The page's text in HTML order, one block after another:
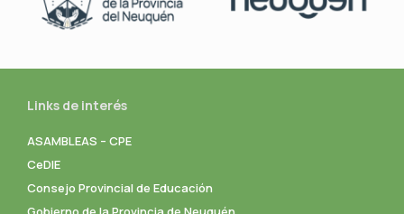
Links de interés
ASAMBLEAS – CPE
CeDIE
Consejo Provincial de Educación